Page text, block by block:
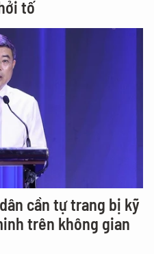
tố
cần tự trang bị kỹ
trên không gian